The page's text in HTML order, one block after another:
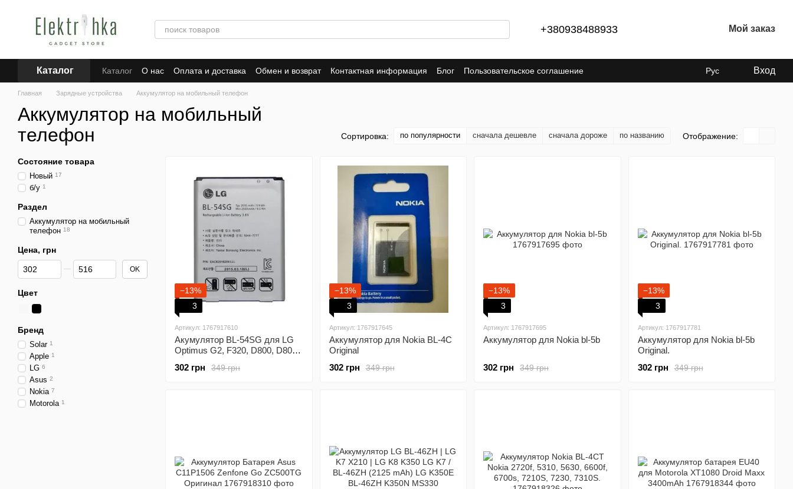
+380938488933 Мой заказ
Каталог Каталог О нас Оплата и доставка Обмен и возврат Контактная информация Блог
Пользовательское соглашение
Отзывы о магазине
Для поставщиков Dropshipping Trade-In Публичная оферта Политика конфиденциальности
Рус Вход
Главная Зарядные устройства Аккумулятор на мобильный телефон
Аккумулятор на мобильный
телефон
Сортировка: по популярности сначала дешевле сначала дороже по названию Отображение:
−13%
3
Артикул: 1767917610
Акумулятор BL-54SG для LG
Optimus G2, F320, D800, D802,
F300 Li-ion, 3,8 В, 2610 мАh
349 грн
302 грн
−13%
3
Артикул: 1767917645
Аккумулятор для Nokia BL-4C
Original
349 грн
302 грн
−13%
3
Артикул: 1767917695
Аккумулятор для Nokia bl-5b
349 грн
302 грн
−13%
3
Артикул: 1767917781
Аккумулятор для Nokia bl-5b
Original.
349 грн
302 грн
Состояние товара
Новый 17
б/у 1
Раздел
Аккумулятор на мобильный
телефон 18
Цена, грн
От Цена, грн
До Цена, грн OK
Цвет
Бренд
Solar 1
Apple 1
LG 6
Asus 2
Nokia 7
Motorola 1